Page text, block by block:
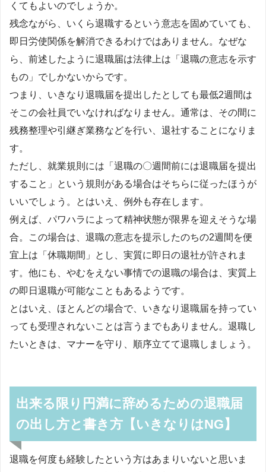
くてもよいのでしょうか。
残念ながら、いくら退職するという意志を固めていても、
即日労使関係を解消できるわけではありません。なぜな
ら、前述したように退職届は法律上は「退職の意志を示す
もの」でしかないからです。
つまり、いきなり退職届を提出したとしても最低2週間は
そこの会社員でいなければなりません。通常は、その間に
残務整理や引継ぎ業務などを行い、退社することになりま
す。
ただし、就業規則には「退職の〇週間前には退職届を提出
すること」という規則がある場合はそちらに従ったほうが
いいでしょう。とはいえ、例外も存在します。
例えば、パワハラによって精神状態が限界を迎えそうな場
合。この場合は、退職の意志を提示したのちの2週間を便
宜上は「休職期間」とし、実質に即日の退社が許されま
す。他にも、やむをえない事情での退職の場合は、実質上
の即日退職が可能なこともあるようです。
とはいえ、ほとんどの場合で、いきなり退職届を持ってい
っても受理されないことは言うまでもありません。退職し
たいときは、マナーを守り、順序立てて退職しましょう。
出来る限り円満に辞めるための退職届
の出し方と書き方【いきなりはNG】
退職を何度も経験したという方はあまりいないと思いま